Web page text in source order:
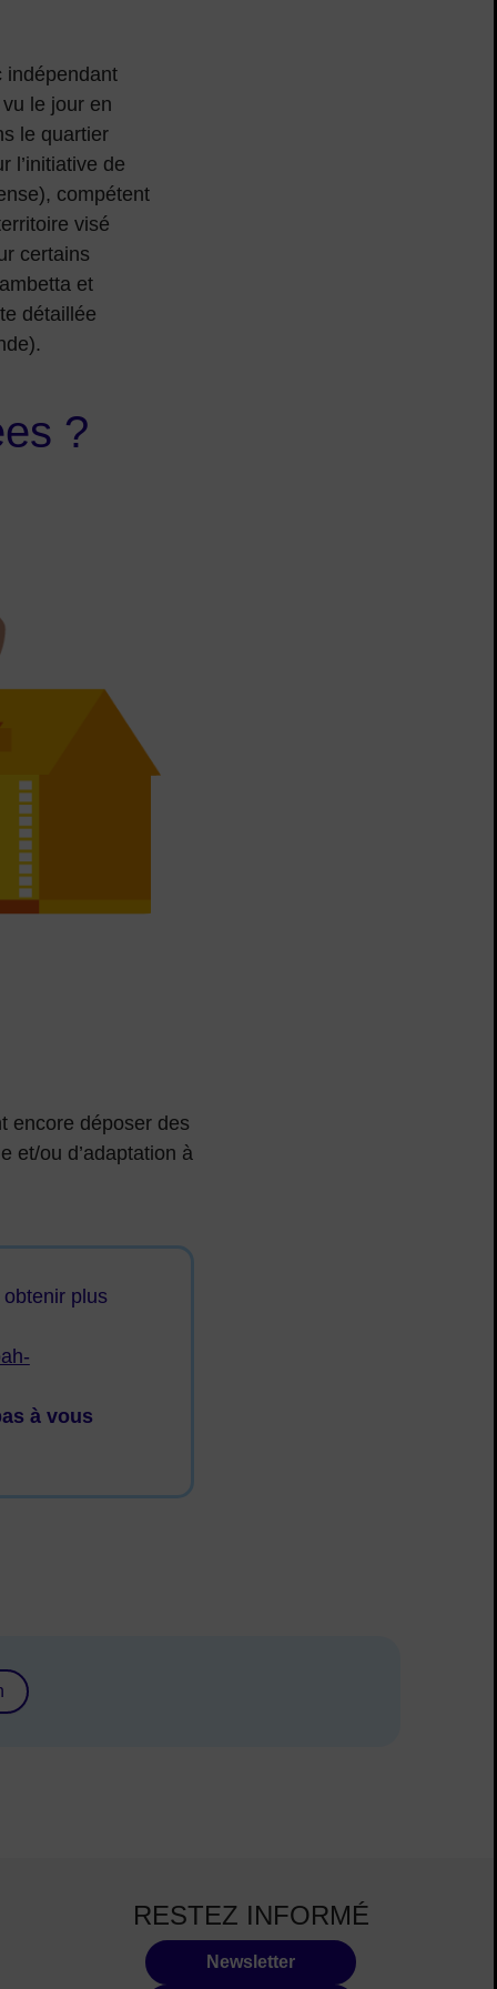
indépendant
le jour en
le quartier
l’initiative de
compétent
visé
certains
et
détaillée
?
encore déposer des
et/ou d’adaptation à
plus
à vous
RESTEZ INFORMÉ
Newsletter